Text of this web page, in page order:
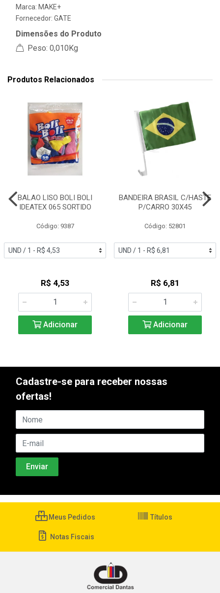
Marca: MAKE+
Fornecedor: GATE
Dimensões do Produto
Peso: 0,010Kg
Produtos Relacionados
BALAO LISO BOLI BOLI
IDEATEX 065 SORTIDO
Código: 9387
R$ 4,53
Adicionar
BANDEIRA BRASIL C/HASTE
P/CARRO 30X45
Código: 52801
R$ 6,81
Adicionar
Cadastre-se para receber nossas
ofertas!
Meus Pedidos Títulos
Notas Fiscais